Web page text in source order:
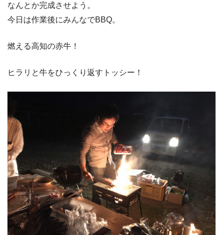
なんとか完成させよう。
今日は作業後にみんなでBBQ。
燃える高知の赤牛！
ヒラリと牛をひっくり返すトッシー！